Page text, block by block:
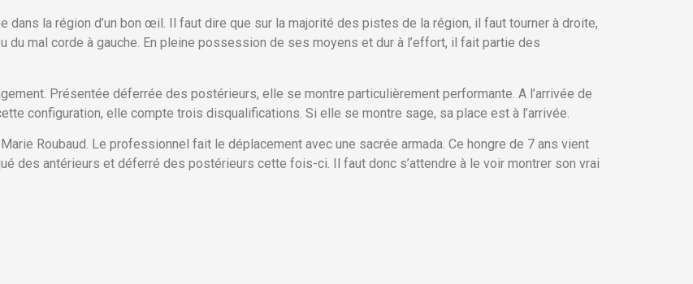
dans la région d’un bon œil. Il faut dire que sur la majorité des pistes de la région, il faut tourner à droite,
du mal corde à gauche. En pleine possession de ses moyens et dur à l’effort, il fait partie des
Présentée déferrée des postérieurs, elle se montre particulièrement performante. A l’arrivée de
configuration, elle compte trois disqualifications. Si elle se montre sage, sa place est à l’arrivée.
Roubaud. Le professionnel fait le déplacement avec une sacrée armada. Ce hongre de 7 ans vient
des antérieurs et déferré des postérieurs cette fois-ci. Il faut donc s’attendre à le voir montrer son vrai